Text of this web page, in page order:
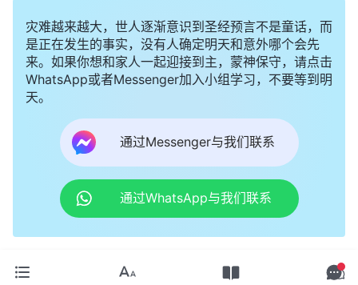
灾难越来越大，世人逐渐意识到圣经预言不是童话，而
是正在发生的事实，没有人确定明天和意外哪个会先
来。如果你想和家人一起迎接到主，蒙神保守，请点击
WhatsApp或者Messenger加入小组学习，不要等到明
天。
通过Messenger与我们联系
通过WhatsApp与我们联系